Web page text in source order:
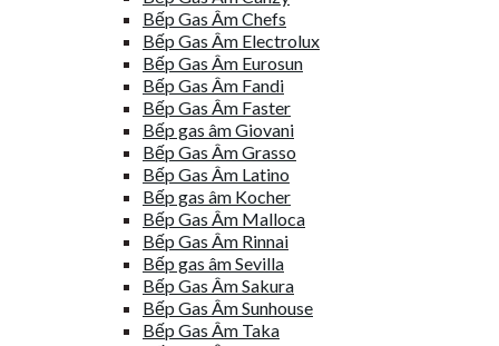
Bếp Gas Âm Chefs
Bếp Gas Âm Electrolux
Bếp Gas Âm Eurosun
Bếp Gas Âm Fandi
Bếp Gas Âm Faster
Bếp gas âm Giovani
Bếp Gas Âm Grasso
Bếp Gas Âm Latino
Bếp gas âm Kocher
Bếp Gas Âm Malloca
Bếp Gas Âm Rinnai
Bếp gas âm Sevilla
Bếp Gas Âm Sakura
Bếp Gas Âm Sunhouse
Bếp Gas Âm Taka